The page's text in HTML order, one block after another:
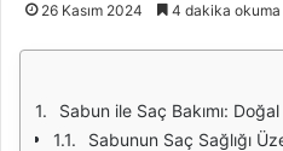
26 Kasım 2024 4 dakika okuma
Sabun ile Saç Bakımı:
Sabunun Saç Sağlığı